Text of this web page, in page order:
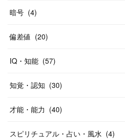
暗号 (4)
偏差値 (20)
IQ・知能 (57)
知覚・認知 (30)
才能・能力 (40)
スピリチュアル・占い・風水 (4)